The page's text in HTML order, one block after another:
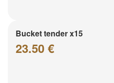
Bucket tender x15
23.50 €